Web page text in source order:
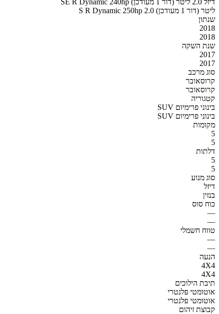
S R Dynamic 250hp 2.0 ליטר (דור 1 מעודכן)
שנתון
2018
2018
שנת השקה
2017
2017
סוג מרכב
קרוסאובר
קרוסאובר
קטגוריה
SUV בינוני פרימיום
SUV בינוני פרימיום
מקומות
5
5
דלתות
5
5
סוג מנוע
דיזל
בנזין
כוח סוס
—
—
טווח חשמלי
—
—
הנעה
4X4
4X4
תיבת הילוכים
אוטומטי פלנטרי
אוטומטי פלנטרי
קבוצת זיהום